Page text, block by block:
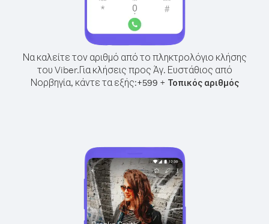
Να καλείτε τον αριθμό από το πληκτρολόγιο κλήσης
του Viber.Για κλήσεις προς Άγ. Ευστάθιος από
Νορβηγία, κάντε τα εξής:+599 + Τοπικός αριθμός